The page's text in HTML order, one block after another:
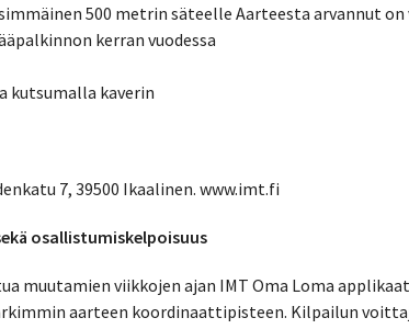
500 metrin säteelle Aarteesta arvannut
kerran vuodessa
kutsumalla kaverin
7, 39500 Ikaalinen. www.imt.fi
osallistumiskelpoisuus
muutamien viikkojen ajan IMT Oma Loma
aarteen koordinaattipisteen. Kilpailun